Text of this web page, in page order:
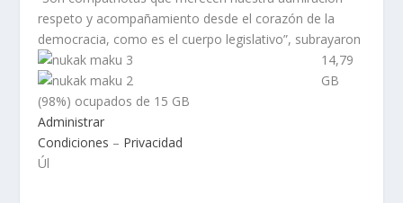
respeto y acompañamiento desde el corazón de la
democracia, como es el cuerpo legislativo”, subrayaron
14,79
GB
(98%) ocupados de 15 GB
Administrar
Condiciones – Privacidad
Úl